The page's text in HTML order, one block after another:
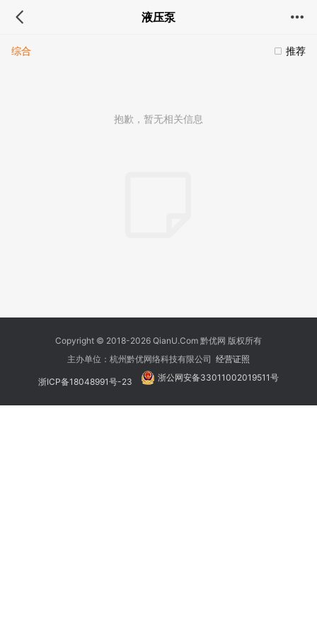
液压泵
推荐
综合
抱歉，暂无相关信息
Copyright © 2018-2026 QianU.Com 黔优网 版权所有
主办单位：杭州黔优网络科技有限公司 经营证照
浙ICP备18048991号-23 浙公网安备33011002019511号